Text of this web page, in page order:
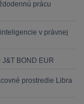
prácu
v právnej
BOND EUR
prostredie Libra